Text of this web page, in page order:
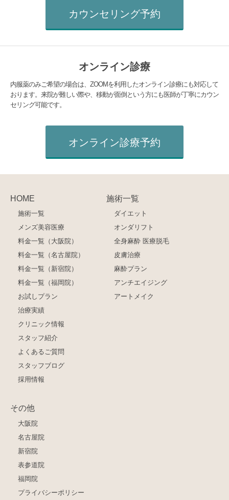
カウンセリング予約
オンライン診療
内服薬のみご希望の場合は、ZOOMを利用したオンライン診療にも対応して
おります。来院が難しい際や、移動が面倒という方にも医師が丁寧にカウン
セリング可能です。
オンライン診療予約
HOME
施術一覧
メンズ美容医療
料金一覧（大阪院）
料金一覧（名古屋院）
料金一覧（新宿院）
料金一覧（福岡院）
お試しプラン
治療実績
クリニック情報
スタッフ紹介
よくあるご質問
スタッフブログ
採用情報
施術一覧
ダイエット
オンダリフト
全身麻酔 医療脱毛
皮膚治療
麻酔プラン
アンチエイジング
アートメイク
その他
大阪院
名古屋院
新宿院
表参道院
福岡院
プライバシーポリシー